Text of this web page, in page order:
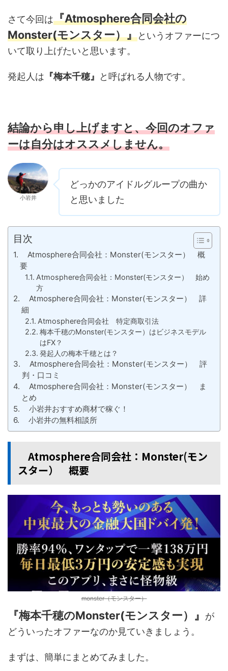
さて今回は『Atmosphere合同会社の
Monster(モンスター）』というオファーにつ
いて取り上げたいと思います。
発起人は 『梅本千穂』 と呼ばれる人物です。
結論から申し上げますと、今回のオファ
ーは自分はオススメしません。
小岩井
どっかのアイドルグループの曲か
と思いました
目次
Atmosphere合同会社：Monster(モンスター） 概
要
Atmosphere合同会社：Monster(モンスター） 始め
方
Atmosphere合同会社：Monster(モンスター） 詳
細
Atmosphere合同会社 特定商取引法
梅本千穂のMonster(モンスター）はビジネスモデル
はFX？
発起人の梅本千穂とは？
Atmosphere合同会社：Monster(モンスター） 評
判・口コミ
Atmosphere合同会社：Monster(モンスター） ま
とめ
小岩井おすすめ商材で稼ぐ！
小岩井の無料相談所
Atmosphere合同会社：Monster(モン
スター） 概要
monster（モンスター）
『梅本千穂のMonster(モンスター）』
が
どういったオファーなのか見ていきましょう。
まずは、簡単にまとめてみました。